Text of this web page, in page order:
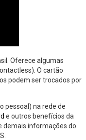
Oferece algumas
O cartão
podem ser trocados por
pessoal) na rede de
e outros benefícios da
demais informações do